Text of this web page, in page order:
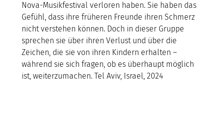
Nova-Musikfestival verloren haben. Sie haben das
Gefühl, dass ihre früheren Freunde ihren Schmerz
nicht verstehen können. Doch in dieser Gruppe
sprechen sie über ihren Verlust und über die
Zeichen, die sie von ihren Kindern erhalten –
während sie sich fragen, ob es überhaupt möglich
ist, weiterzumachen. Tel Aviv, Israel, 2024